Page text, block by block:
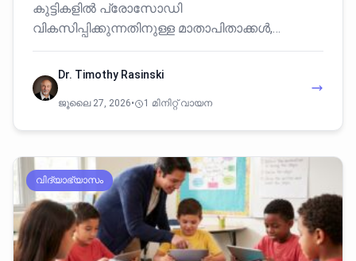
കുട്ടികളിൽ പ്രോസോഡി
വികസിപ്പിക്കുന്നതിനുള്ള മാതാപിതാക്കൾ,…
Dr. Timothy Rasinski
ജൂലൈ 27, 2026• 1 മിനിറ്റ് വായന
വിദ്യാഭ്യാസം